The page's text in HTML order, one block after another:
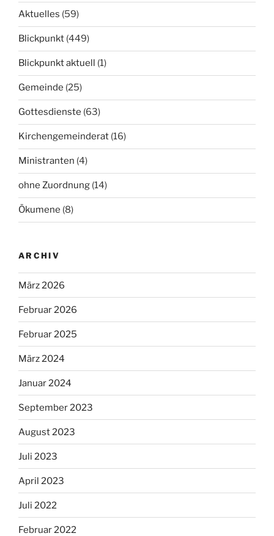
Aktuelles (59)
Blickpunkt (449)
Blickpunkt aktuell (1)
Gemeinde (25)
Gottesdienste (63)
Kirchengemeinderat (16)
Ministranten (4)
ohne Zuordnung (14)
Ökumene (8)
ARCHIV
März 2026
Februar 2026
Februar 2025
März 2024
Januar 2024
September 2023
August 2023
Juli 2023
April 2023
Juli 2022
Februar 2022